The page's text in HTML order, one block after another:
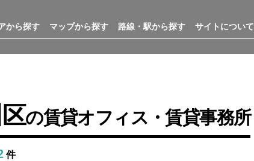
から探す マップから探す 路線・駅から探す サイトについて
の賃貸オフィス・賃貸事務所
件